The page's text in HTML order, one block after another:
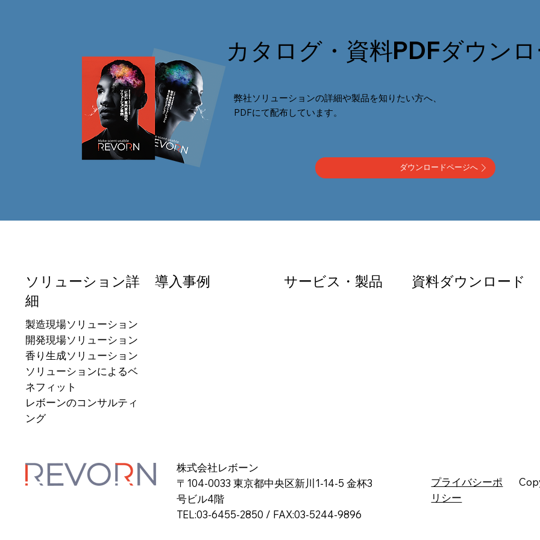
カタログ・資料PDFダウン
弊社ソリューションの詳細や製品を知りたい方へ、
PDFにて配布しています。
ダウンロードページへ
ソリューション詳
細
製造現場ソリューション
開発現場ソリューション
香り生成ソリューション
ソリューションによるベ
ネフィット
レボーンのコンサルティ
ング
導入事例 サービス・製品 資料ダウンロード
株式会社レボーン
〒104-0033 東京都中央区新川1-14-5 金杯3
号ビル4階
TEL:03-6455-2850 / FAX:03-5244-9896
プライバシーポ
リシー